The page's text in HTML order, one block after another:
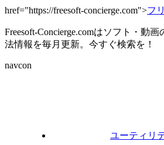
href="https://freesoft-concierge.com">フ
Freesoft-Concierge.comはソフト・動
法情報を毎月更新。今すぐ検索を！
navcon
ユーティリ